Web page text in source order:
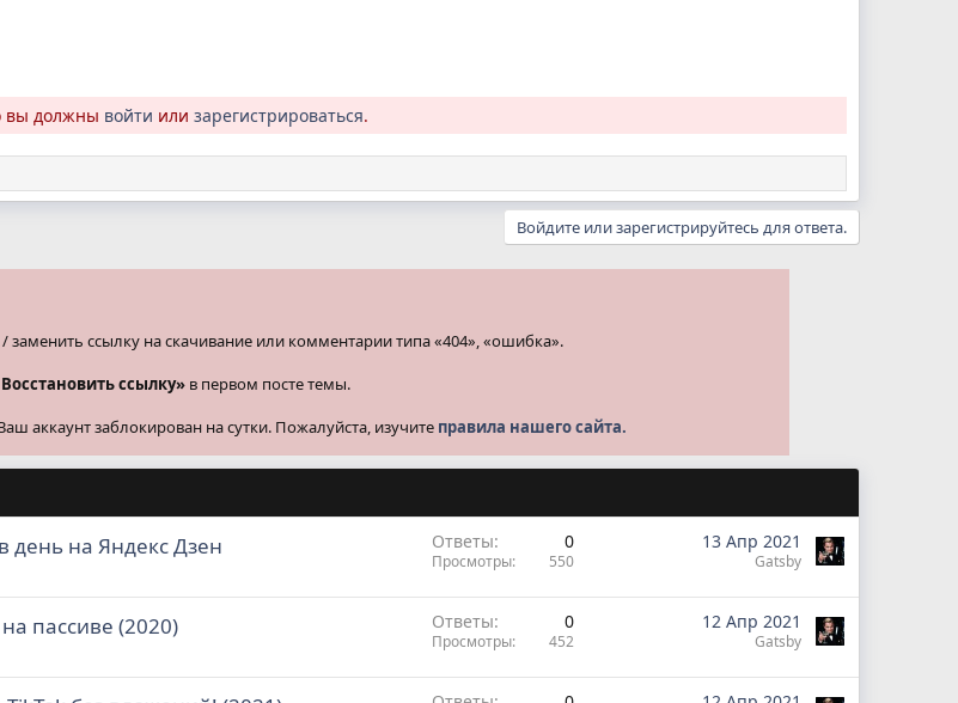
вы должны войти или зарегистрироваться.
Войдите или зарегистрируйтесь для ответа.
ссылку на скачивание или комментарии типа «404», «ошибка».
ссылку» в первом посте темы.
аккаунт заблокирован на сутки. Пожалуйста, изучите правила нашего сайта.
день на Яндекс Дзен Ответы 0
Просмотры 550
13 Апр 2021
Gatsby
пассиве (2020) Ответы 0
Просмотры 452
12 Апр 2021
Gatsby